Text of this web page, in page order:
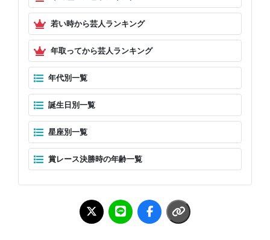
若い時から芸人ランキング
年取ってから芸人ランキング
年代別一覧
誕生日別一覧
星座別一覧
賞レース決勝時の年齢一覧